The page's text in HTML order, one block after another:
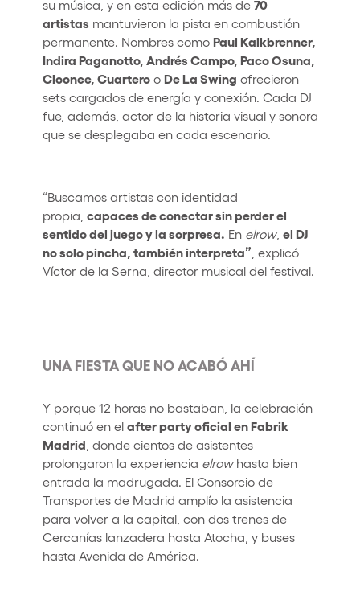
su música, y en esta edición más de 70
artistas mantuvieron la pista en combustión
permanente. Nombres como Paul Kalkbrenner,
Indira Paganotto, Andrés Campo, Paco Osuna,
Cloonee, Cuarteroo De La Swing ofrecieron
sets cargados de energía y conexión. Cada DJ
fue, además, actor de la historia visual y sonora
que se desplegaba en cada escenario.
“Buscamos artistas con identidad
propia, capaces de conectar sin perder el
sentido del juego y la sorpresa. En elrow, el DJ
no solo pincha, también interpreta” , explicó
Víctor de la Serna, director musical del festival.
UNA FIESTA QUE NO ACABÓ AHÍ
Y porque 12 horas no bastaban, la celebración
continuó en el after party oficial en Fabrik
Madrid , donde cientos de asistentes
prolongaron la experiencia elrowhasta bien
entrada la madrugada. El Consorcio de
Transportes de Madrid amplío la asistencia
para volver a la capital, con dos trenes de
Cercanías lanzadera hasta Atocha, y buses
hasta Avenida de América.